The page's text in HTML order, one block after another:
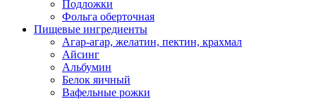
Подложки
Фольга оберточная
Пищевые ингредиенты
Агар-агар, желатин, пектин, крахмал
Айсинг
Альбумин
Белок яичный
Вафельные рожки